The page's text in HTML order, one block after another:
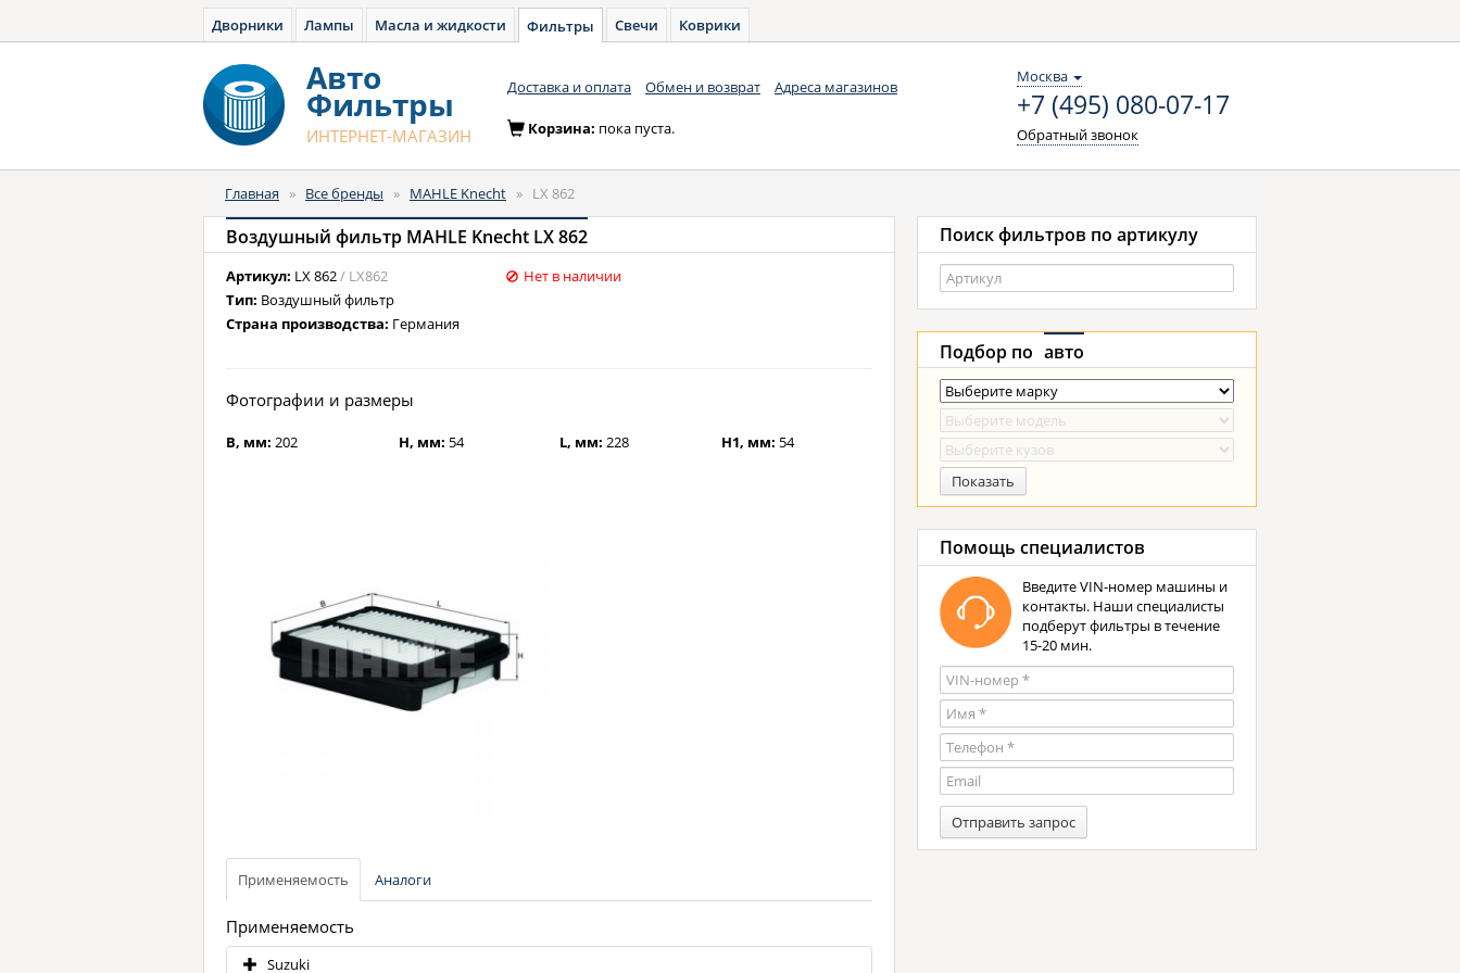
Дворники Лампы Масла и жидкости Фильтры Свечи Коврики
Авто
Фильтры
ИНТЕРНЕТ-МАГАЗИН
Доставка и оплата Обмен и возврат Адреса магазинов
Москва
+7 (495) 080-07-17
Обратный звонок
Корзина: пока пуста.
Главная » Все бренды » MAHLE Knecht » LX 862
Воздушный фильтр MAHLE Knecht LX 862
Артикул: LX 862/ LX862
Тип: Воздушный фильтр
Страна производства: Германия
Нет в наличии
Фотографии и размеры
B, мм: 202 H, мм: 54 L, мм:228 H1, мм: 54
Применяемость Аналоги
Применяемость
Suzuki
Поиск фильтров по артикулу
Подбор по авто
Показать
Помощь специалистов
Введите VIN-номер машины и
контакты. Наши специалисты
подберут фильтры в течение
15-20 мин.
Отправить запрос